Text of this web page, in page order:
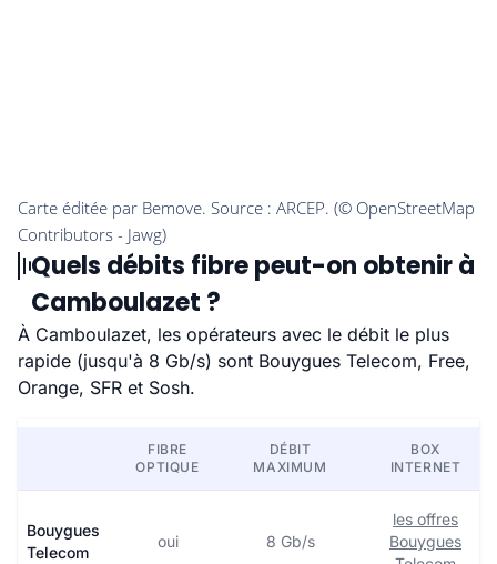
Quels débits fibre peut-on obtenir à
Camboulazet ?
À Camboulazet, les opérateurs avec le débit le plus
rapide (jusqu'à 8 Gb/s) sont Bouygues Telecom, Free,
Orange, SFR et Sosh.
FIBRE
OPTIQUE
DÉBIT
MAXIMUM
BOX
INTERNET
Bouygues
Telecom
oui 8 Gb/s
les offres
Bouygues